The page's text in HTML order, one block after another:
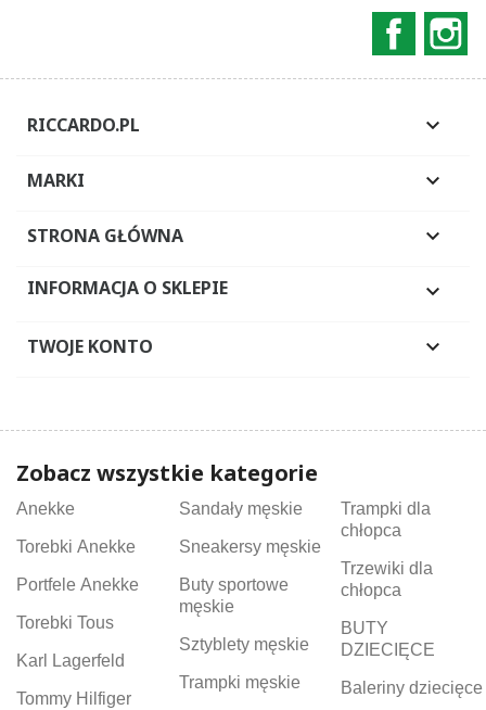
RICCARDO.PL 
MARKI 
STRONA GŁÓWNA 
INFORMACJA O SKLEPIE 
TWOJE KONTO 
Zobacz wszystkie kategorie
Anekke
Torebki Anekke
Portfele Anekke
Torebki Tous
Karl Lagerfeld
Tommy Hilfiger
Sandały męskie
Sneakersy męskie
Buty sportowe
męskie
Sztyblety męskie
Trampki męskie
Trampki dla
chłopca
Trzewiki dla
chłopca
BUTY
DZIECIĘCE
Baleriny dziecięce